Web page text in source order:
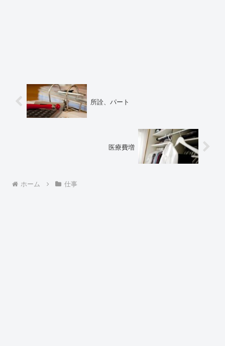
所詮、パート
医療費増
ホーム 仕事